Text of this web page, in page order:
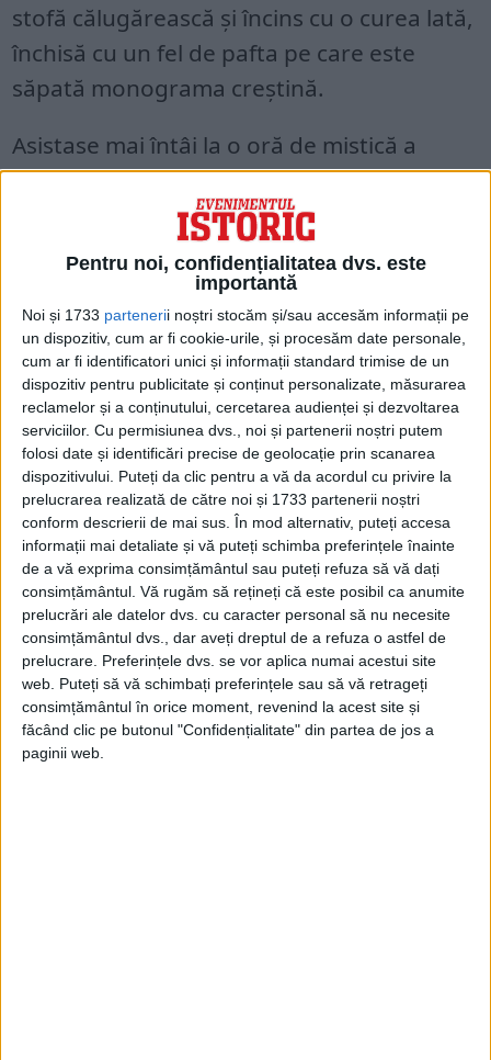
Pentru noi, confidențialitatea dvs. este
importantă
Noi și 1733 partenerii noștri stocăm și/sau accesăm informații pe
un dispozitiv, cum ar fi cookie-urile, și procesăm date personale,
cum ar fi identificatori unici și informații standard trimise de un
dispozitiv pentru publicitate și conținut personalizate, măsurarea
reclamelor și a conținutului, cercetarea audienței și dezvoltarea
serviciilor. Cu permisiunea dvs., noi și partenerii noștri putem
folosi date și identificări precise de geolocație prin scanarea
dispozitivului. Puteți da clic pentru a vă da acordul cu privire la
prelucrarea realizată de către noi și 1733 partenerii noștri
conform descrierii de mai sus. În mod alternativ, puteți accesa
informații mai detaliate și vă puteți schimba preferințele înainte
de a vă exprima consimțământul sau puteți refuza să vă dați
consimțământul. Vă rugăm să rețineți că este posibil ca anumite
prelucrări ale datelor dvs. cu caracter personal să nu necesite
consimțământul dvs., dar aveți dreptul de a refuza o astfel de
prelucrare. Preferințele dvs. se vor aplica numai acestui site
web. Puteți să vă schimbați preferințele sau să vă retrageți
consimțământul în orice moment, revenind la acest site și
făcând clic pe butonul "Confidențialitate" din partea de jos a
paginii web.
stofă călugărească şi încins cu o curea lată,
închisă cu un fel de pafta pe care este
săpată monograma creştină.
Asistase mai întâi la o oră de mistică a
profesorului Stăniloae. După aceea, a
rămas în sală împreună cu „adepţii” săi,
căci un mănunchi bun de doamne şi câţiva
tineri nu-l slăbeau din ochi, sorbindu-l.
La un moment dat, Arsenie şi adepţii săi
evacuează sala, deoarece s-a strigat că nu
rămân decât studenţii.
Au trecut într-o altă sală, unde Arsenie a